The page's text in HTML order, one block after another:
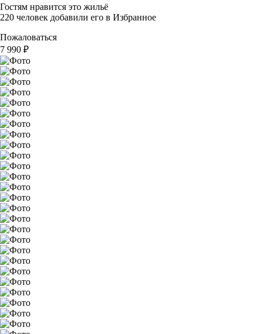
Гостям нравится это жильё
220 человек добавили его в Избранное
Пожаловаться
7 990 ₽